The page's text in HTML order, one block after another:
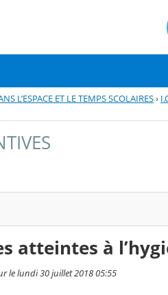
L’ESPACE ET LE TEMPS SCOLAIRES›
atteintes à
le lundi 30 juillet 2018 05:55